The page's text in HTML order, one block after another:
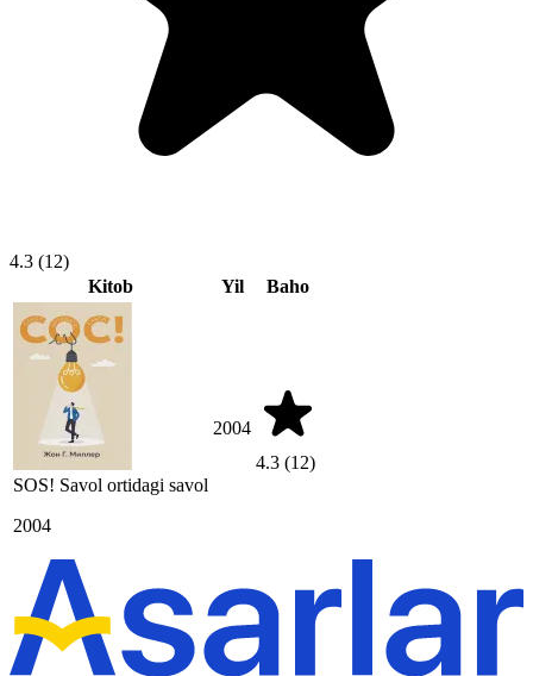
4.3 (12)
Kitob
Yil Baho
SOS! Savol ortidagi savol
2004
2004
4.3 (12)